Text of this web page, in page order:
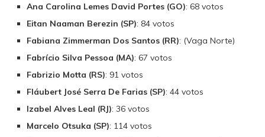
Ana Carolina Lemes David Portes (GO): 68 votos
Eitan Naaman Berezin (SP): 84 votos
Fabiana Zimmerman Dos Santos (RR): (Vaga Norte)
Fabrício Silva Pessoa (MA): 67 votos
Fabrizio Motta (RS): 91 votos
Fláubert José Serra De Farias (SP): 44 votos
Izabel Alves Leal (RJ): 36 votos
Marcelo Otsuka (SP): 114 votos